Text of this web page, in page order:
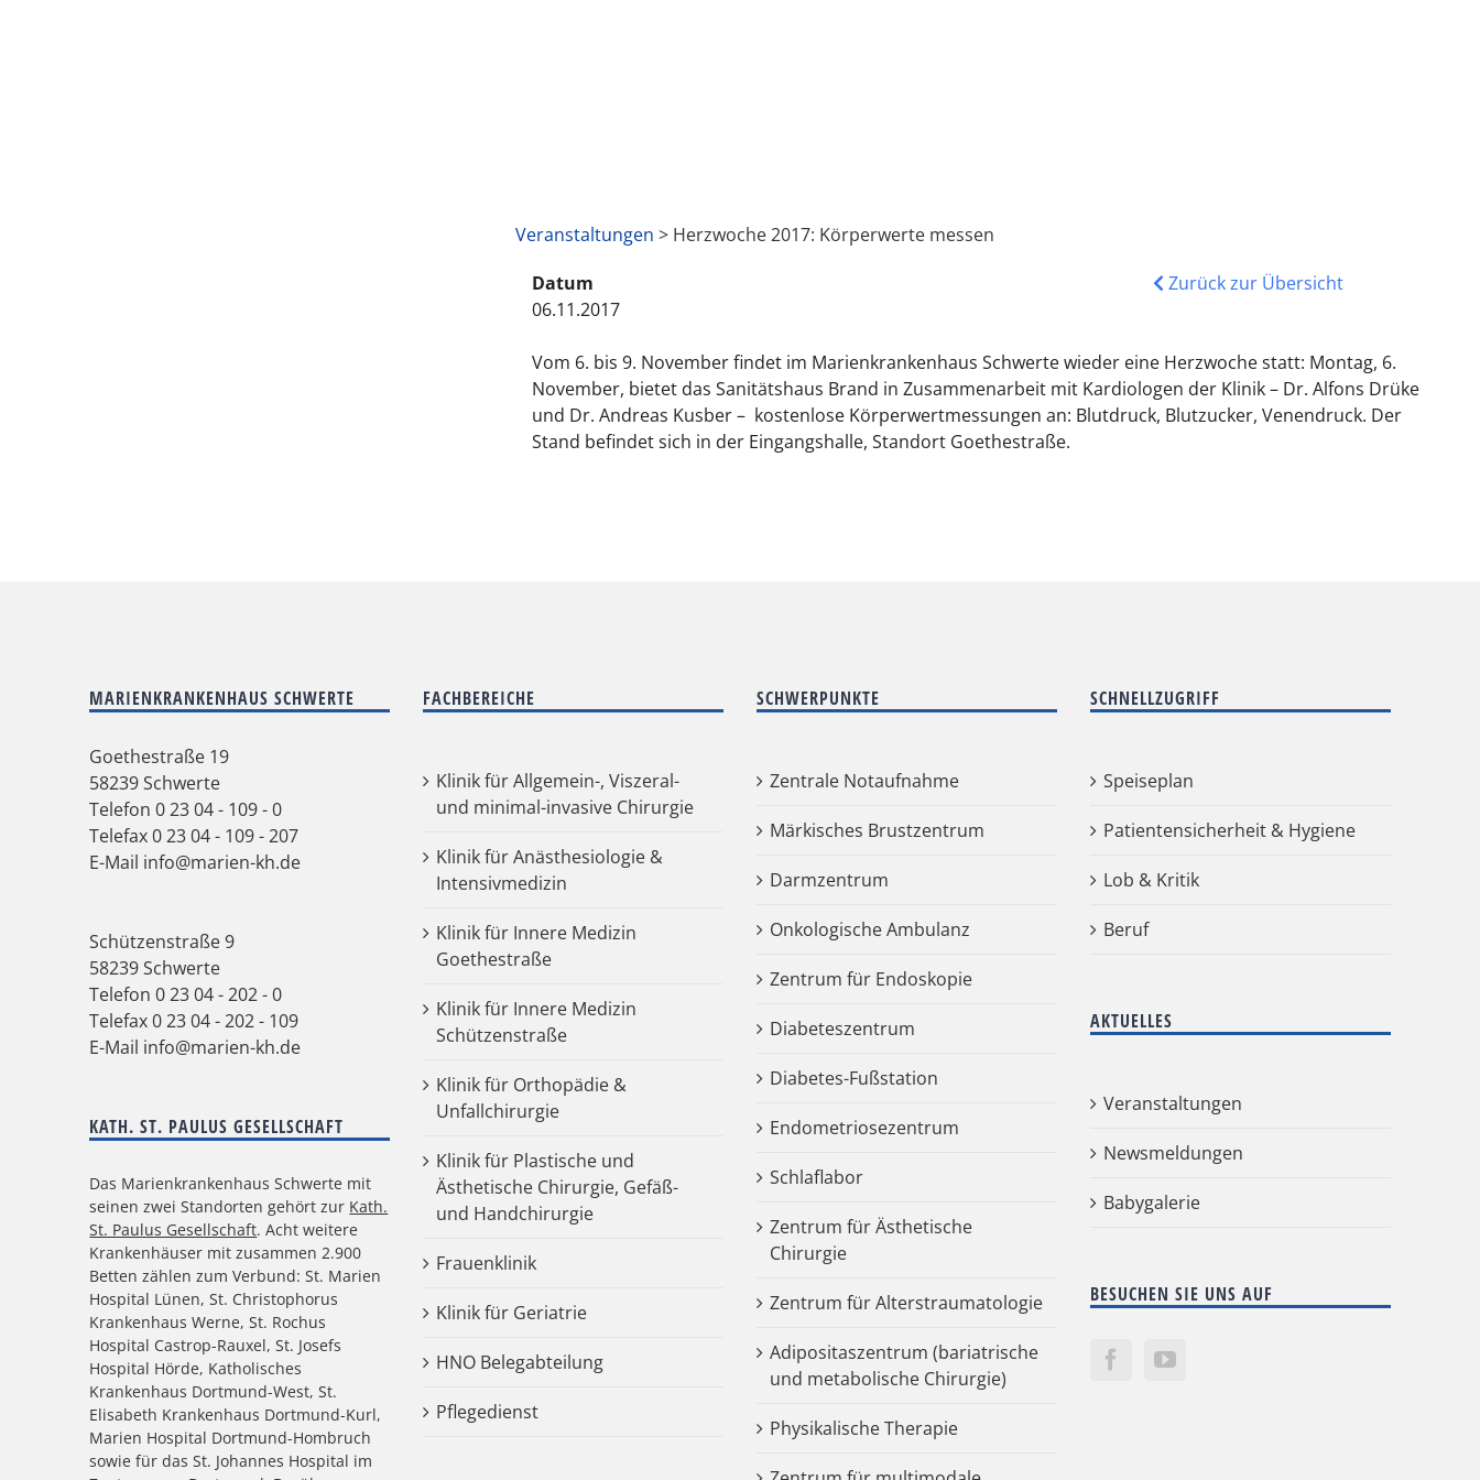
Veranstaltungen > Herzwoche 2017: Körperwerte messen
Datum
06.11.2017
Zurück zur Übersicht
Vom 6. bis 9. November findet im Marienkrankenhaus Schwerte wieder eine Herzwoche statt: Montag, 6.
November, bietet das Sanitätshaus Brand in Zusammenarbeit mit Kardiologen der Klinik – Dr. Alfons Drüke
und Dr. Andreas Kusber – kostenlose Körperwertmessungen an: Blutdruck, Blutzucker, Venendruck. Der
Stand befindet sich in der Eingangshalle, Standort Goethestraße.
MARIENKRANKENHAUS SCHWERTE
Goethestraße 19
58239 Schwerte
Telefon0 23 04 - 109 - 0
Telefax 0 23 04 - 109 - 207
E-Mail info@marien-kh.de
Schützenstraße 9
58239 Schwerte
Telefon0 23 04 - 202 - 0
Telefax 0 23 04 - 202 - 109
E-Mail info@marien-kh.de
KATH. ST. PAULUS GESELLSCHAFT
Das Marienkrankenhaus Schwerte mit
seinen zwei Standorten gehört zur Kath.
St. Paulus Gesellschaft. Acht weitere
Krankenhäuser mit zusammen 2.900
Betten zählen zum Verbund: St. Marien
Hospital Lünen, St. Christophorus
Krankenhaus Werne, St. Rochus
Hospital Castrop-Rauxel, St. Josefs
Hospital Hörde, Katholisches
Krankenhaus Dortmund-West, St.
Elisabeth Krankenhaus Dortmund-Kurl,
Marien Hospital Dortmund-Hombruch
sowie für das St. Johannes Hospital im
FACHBEREICHE
Klinik für Allgemein-, Viszeral-
und minimal-invasive Chirurgie
Klinik für Anästhesiologie &
Intensivmedizin
Klinik für Innere Medizin
Goethestraße
Klinik für Innere Medizin
Schützenstraße
Klinik für Orthopädie &
Unfallchirurgie
Klinik für Plastische und
Ästhetische Chirurgie, Gefäß-
und Handchirurgie
Frauenklinik
Klinik für Geriatrie
HNO Belegabteilung
Pflegedienst
SCHWERPUNKTE
Zentrale Notaufnahme
Märkisches Brustzentrum
Darmzentrum
Onkologische Ambulanz
Zentrum für Endoskopie
Diabeteszentrum
Diabetes-Fußstation
Endometriosezentrum
Schlaflabor
Zentrum für Ästhetische
Chirurgie
Zentrum für Alterstraumatologie
Adipositaszentrum (bariatrische
und metabolische Chirurgie)
Physikalische Therapie
SCHNELLZUGRIFF
Speiseplan
Patientensicherheit & Hygiene
Lob & Kritik
Beruf
AKTUELLES
Veranstaltungen
Newsmeldungen
Babygalerie
BESUCHEN SIE UNS AUF